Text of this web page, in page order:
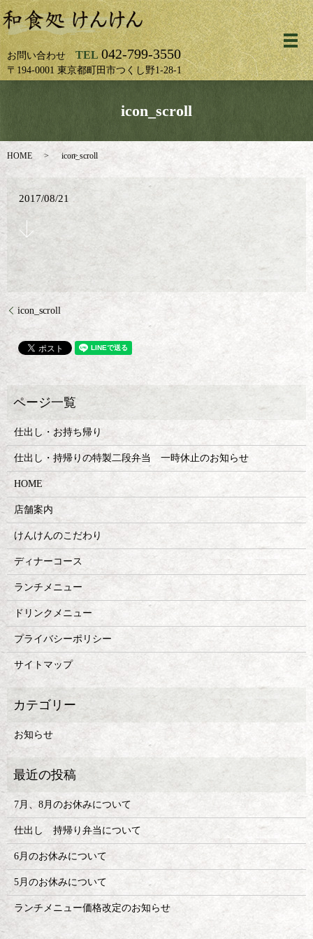
お問い合わせTEL 042-799-3550
〒194-0001 東京都町田市つくし野1-28-1
メ
icon_scroll
HOME icon_scroll
2017/08/21
icon_scroll
仕出し・お持ち帰り
仕出し・持帰りの特製二段弁当 一時休止のお知らせ
HOME
店舗案内
けんけんのこだわり
ディナーコース
ランチメニュー
ドリンクメニュー
プライバシーポリシー
サイトマップ
お知らせ
7月、8月のお休みについて
仕出し 持帰り弁当について
6月のお休みについて
5月のお休みについて
ランチメニュー価格改定のお知らせ